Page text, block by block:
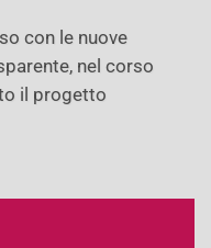
con le nuove
nel corso
il progetto